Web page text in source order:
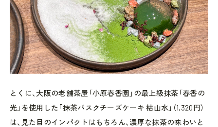
とくに、大阪の老舗茶屋「小原春香園」の最上級抹茶「春香の
光」を使用した「抹茶バスクチーズケーキ 枯山水」（1,320円）
は、見た目のインパクトはもちろん、濃厚な抹茶の味わいと